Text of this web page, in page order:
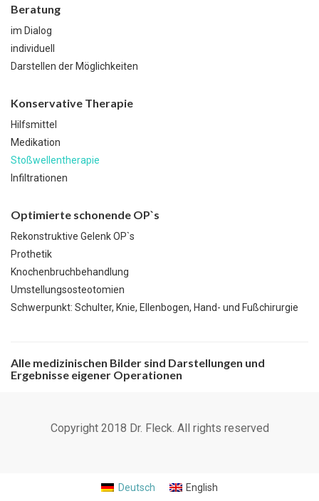
Beratung
im Dialog
individuell
Darstellen der Möglichkeiten
Konservative Therapie
Hilfsmittel
Medikation
Stoßwellentherapie
Infiltrationen
Optimierte schonende OP`s
Rekonstruktive Gelenk OP`s
Prothetik
Knochenbruchbehandlung
Umstellungsosteotomien
Schwerpunkt: Schulter, Knie, Ellenbogen, Hand- und Fußchirurgie
Alle medizinischen Bilder sind Darstellungen und
Ergebnisse eigener Operationen
Copyright 2018 Dr. Fleck. All rights reserved
Deutsch English